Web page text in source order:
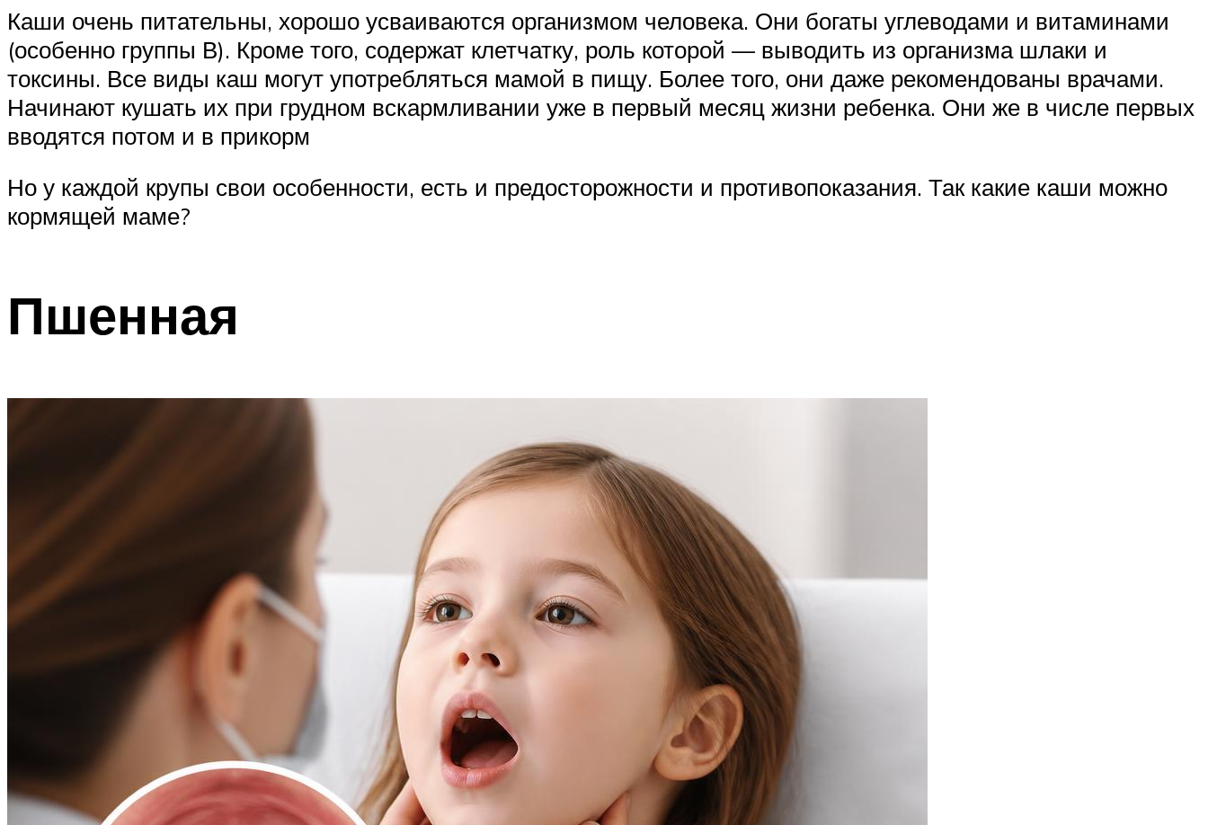
Каши очень питательны, хорошо усваиваются организмом человека. Они богаты углеводами и витаминами
(особенно группы В). Кроме того, содержат клетчатку, роль которой — выводить из организма шлаки и
токсины. Все виды каш могут употребляться мамой в пищу. Более того, они даже рекомендованы врачами.
Начинают кушать их при грудном вскармливании уже в первый месяц жизни ребенка. Они же в числе первых
вводятся потом и в прикорм
Но у каждой крупы свои особенности, есть и предосторожности и противопоказания. Так какие каши можно
кормящей маме?
Пшенная